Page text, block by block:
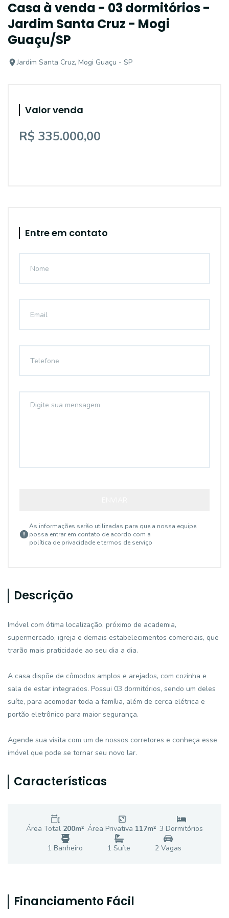
Casa à venda - 03 dormitórios -
Jardim Santa Cruz - Mogi
Guaçu/SP
Jardim Santa Cruz, Mogi Guaçu - SP
Valor venda
R$ 335.000,00
Entre em contato
As informações serão utilizadas para que a nossa equipe
possa entrar em contato de acordo com a
política de privacidade e termos de serviço
Descrição
Imóvel com ótima localização, próximo de academia,
supermercado, igreja e demais estabelecimentos comerciais, que
trarão mais praticidade ao seu dia a dia.
A casa dispõe de cômodos amplos e arejados, com cozinha e
sala de estar integrados. Possui 03 dormitórios, sendo um deles
suíte, para acomodar toda a família, além de cerca elétrica e
portão eletrônico para maior segurança.
Agende sua visita com um de nossos corretores e conheça esse
imóvel que pode se tornar seu novo lar.
Características
Área Total 200m² Área Privativa 117m² 3 Dormitórios
1 Banheiro 1 Suíte 2 Vagas
Financiamento Fácil